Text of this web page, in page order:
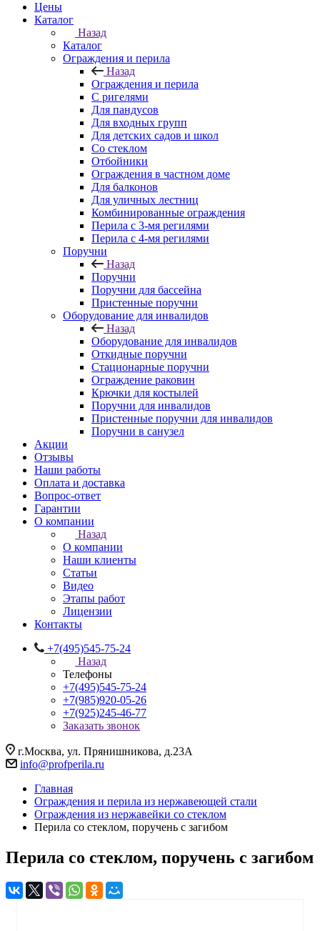
Цены
Каталог
Назад
Каталог
Ограждения и перила
Назад
Ограждения и перила
С ригелями
Для пандусов
Для входных групп
Для детских садов и школ
Со стеклом
Отбойники
Ограждения в частном доме
Для балконов
Для уличных лестниц
Комбинированные ограждения
Перила с 3-мя регилями
Перила с 4-мя регилями
Поручни
Назад
Поручни
Поручни для бассейна
Пристенные поручни
Оборудование для инвалидов
Назад
Оборудование для инвалидов
Откидные поручни
Стационарные поручни
Ограждение раковин
Крючки для костылей
Поручни для инвалидов
Пристенные поручни для инвалидов
Поручни в санузел
Акции
Отзывы
Наши работы
Оплата и доставка
Вопрос-ответ
Гарантии
О компании
Назад
О компании
Наши клиенты
Статьи
Видео
Этапы работ
Лицензии
Контакты
+7(495)545-75-24
Назад
Телефоны
+7(495)545-75-24
+7(985)920-05-26
+7(925)245-46-77
Заказать звонок
г.Москва, ул. Прянишникова, д.23А
info@profperila.ru
Главная
Ограждения и перила из нержавеющей стали
Ограждения из нержавейки со стеклом
Перила со стеклом, поручень с загибом
Перила со стеклом, поручень с загибом